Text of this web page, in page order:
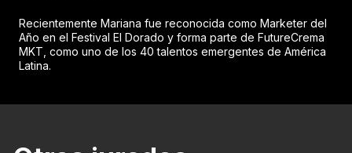
Recientemente Mariana fue reconocida como Marketer del
Año en el Festival El Dorado y forma parte de FutureCrema
MKT, como uno de los 40 talentos emergentes de América
Latina.